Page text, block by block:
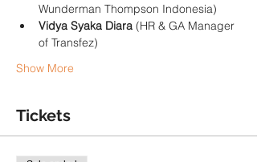
Wunderman Thompson Indonesia)
Vidya Syaka Diara (HR & GA Manager
of Transfez)
Show More
Tickets